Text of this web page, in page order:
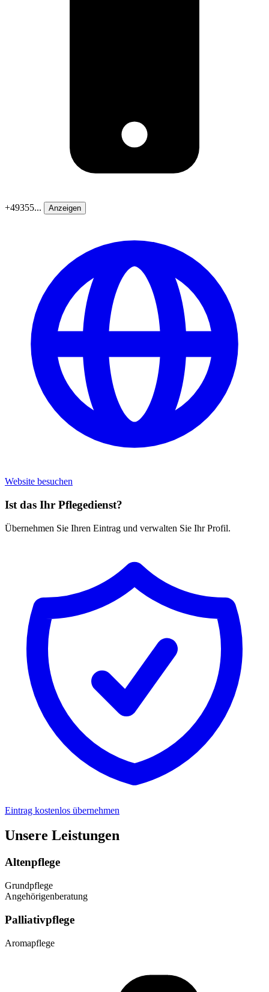
+49355... Anzeigen
Website besuchen
Ist das Ihr Pflegedienst?
Übernehmen Sie Ihren Eintrag und verwalten Sie Ihr Profil.
Eintrag kostenlos übernehmen
Unsere Leistungen
Altenpflege
Grundpflege
Angehörigenberatung
Palliativpflege
Aromapflege